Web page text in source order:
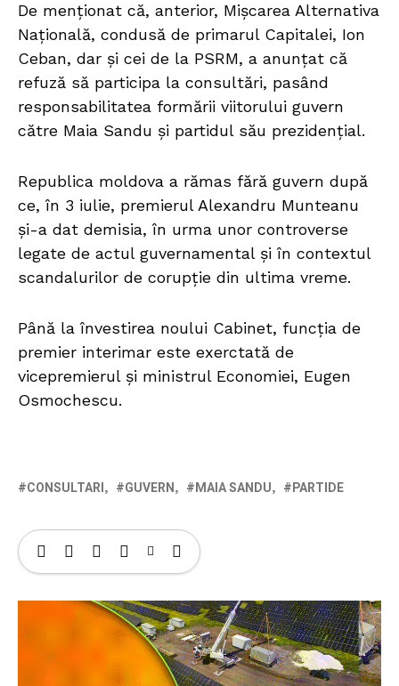
De menționat că, anterior, Mișcarea Alternativa
Națională, condusă de primarul Capitalei, Ion
Ceban, dar și cei de la PSRM, a anunțat că
refuză să participa la consultări, pasând
responsabilitatea formării viitorului guvern
către Maia Sandu și partidul său prezidențial.
Republica moldova a rămas fără guvern după
ce, în 3 iulie, premierul Alexandru Munteanu
și-a dat demisia, în urma unor controverse
legate de actul guvernamental și în contextul
scandalurilor de corupție din ultima vreme.
Până la învestirea noului Cabinet, funcția de
premier interimar este exerctată de
vicepremierul și ministrul Economiei, Eugen
Osmochescu.
CONSULTARI GUVERN MAIA SANDU PARTIDE